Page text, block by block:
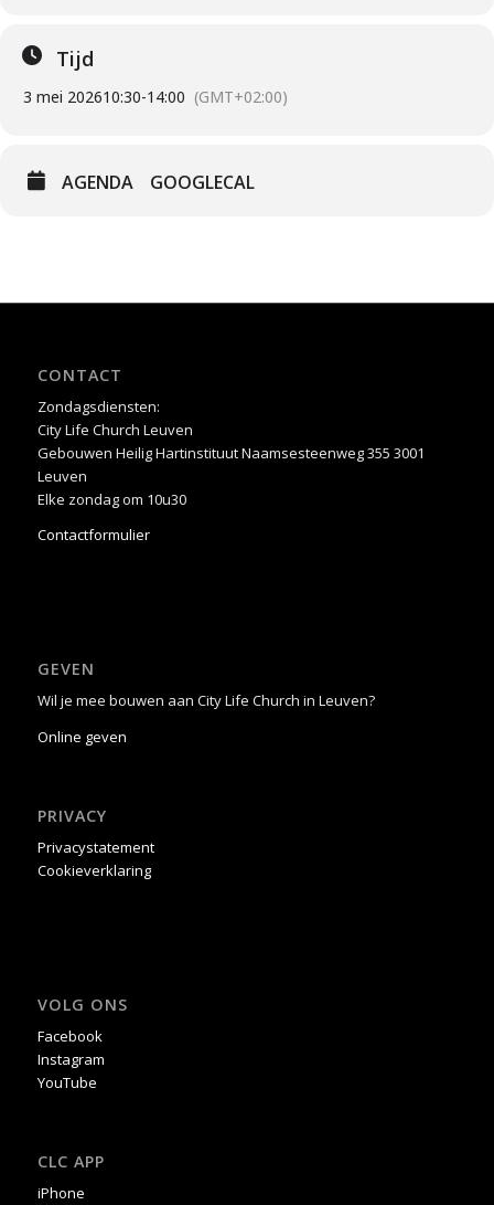
Tijd
3 mei 202610:30-14:00 (GMT+02:00)
AGENDA GOOGLECAL
CONTACT
Zondagsdiensten:
City Life Church Leuven
Gebouwen Heilig Hartinstituut Naamsesteenweg 355 3001
Leuven
Elke zondag om 10u30
Contactformulier
GEVEN
Wil je mee bouwen aan City Life Church in Leuven?
Online geven
PRIVACY
Privacystatement
Cookieverklaring
VOLG ONS
Facebook
Instagram
YouTube
CLC APP
iPhone